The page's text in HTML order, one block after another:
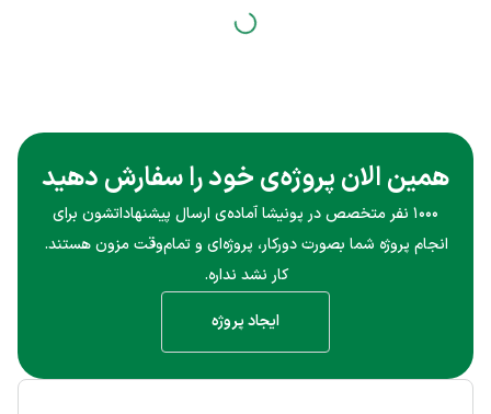
همین الان پروژه‌ی خود را سفارش دهید
۱۰۰۰ نفر متخصص در پونیشا آماده‌ی ارسال پیشنهاداتشون برای
انجام پروژه شما بصورت دورکار، پروژه‌ای و تمام‌وقت مزون هستند.
کار نشد نداره.
ایجاد پروژه